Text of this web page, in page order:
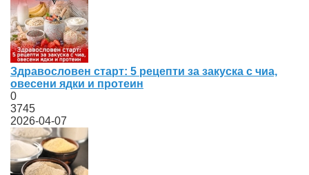
Здравословен старт: 5 рецепти за закуска с чиа,
овесени ядки и протеин
0
3745
2026-04-07